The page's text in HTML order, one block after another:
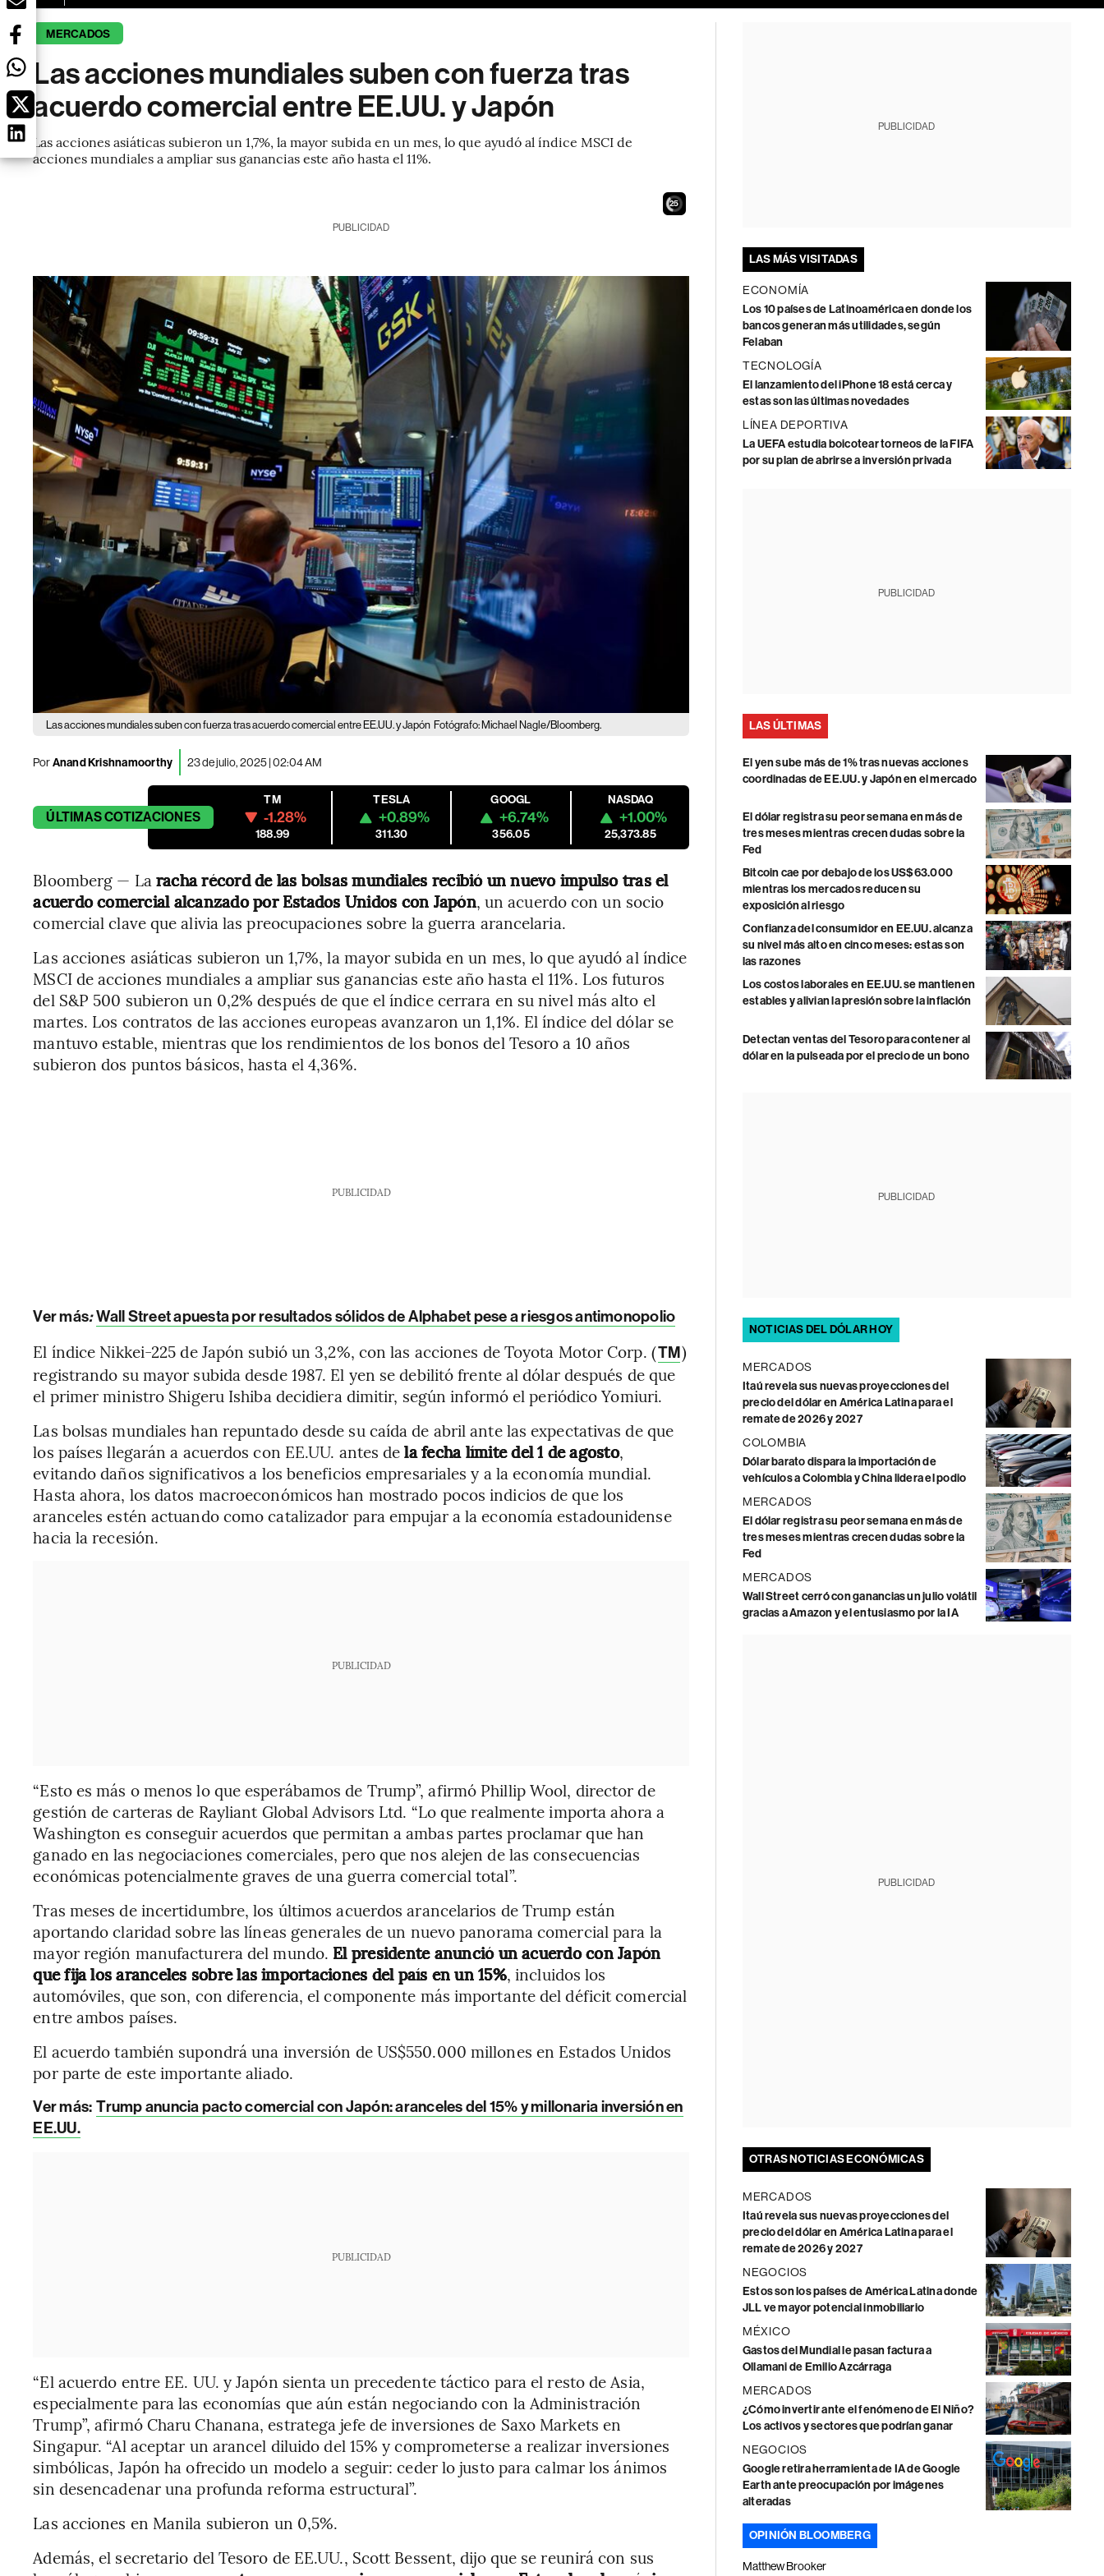
MERCADOS
Las acciones mundiales suben con fuerza tras
acuerdo comercial entre EE.UU. y Japón
Las acciones asiáticas subieron un 1,7%, la mayor subida en un mes, lo que ayudó al índice MSCI de
acciones mundiales a ampliar sus ganancias este año hasta el 11%.
24
PUBLICIDAD
Las acciones mundiales suben con fuerza tras acuerdo comercial entre EE.UU. y Japón Fotógrafo: Michael Nagle/Bloomberg.
PorAnand Krishnamoorthy 23 de julio, 2025 | 02:04 AM
ÚLTIMASCOTIZACIONES
TM
-1.28%
188.99
TESLA
+0.89%
311.30
GOOGL
+6.74%
356.05
NASDAQ
+1.00%
25,373.85
Bloomberg — La racha récord de las bolsas mundiales recibió un nuevo impulso tras el
acuerdo comercial alcanzado por Estados Unidos con Japón, un acuerdo con un socio
comercial clave que alivia las preocupaciones sobre la guerra arancelaria.
Las acciones asiáticas subieron un 1,7%, la mayor subida en un mes, lo que ayudó al índice
MSCI de acciones mundiales a ampliar sus ganancias este año hasta el 11%. Los futuros
del S&P 500 subieron un 0,2% después de que el índice cerrara en su nivel más alto el
martes. Los contratos de las acciones europeas avanzaron un 1,1%. El índice del dólar se
mantuvo estable, mientras que los rendimientos de los bonos del Tesoro a 10 años
subieron dos puntos básicos, hasta el 4,36%.
PUBLICIDAD
Ver más:Wall Street apuesta por resultados sólidos de Alphabet pese a riesgos antimonopolio
El índice Nikkei-225 de Japón subió un 3,2%, con las acciones de Toyota Motor Corp. (TM)
registrando su mayor subida desde 1987. El yen se debilitó frente al dólar después de que
el primer ministro Shigeru Ishiba decidiera dimitir, según informó el periódico Yomiuri.
Las bolsas mundiales han repuntado desde su caída de abril ante las expectativas de que
los países llegarán a acuerdos con EE.UU. antes dela fecha límite del 1 de agosto,
evitando daños significativos a los beneficios empresariales y a la economía mundial.
Hasta ahora, los datos macroeconómicos han mostrado pocos indicios de que los
aranceles estén actuando como catalizador para empujar a la economía estadounidense
hacia la recesión.
PUBLICIDAD
“Esto es más o menos lo que esperábamos de Trump”, afirmó Phillip Wool, director de
gestión de carteras de Rayliant Global Advisors Ltd. “Lo que realmente importa ahora a
Washington es conseguir acuerdos que permitan a ambas partes proclamar que han
ganado en las negociaciones comerciales, pero que nos alejen de las consecuencias
económicas potencialmente graves de una guerra comercial total”.
Tras meses de incertidumbre, los últimos acuerdos arancelarios de Trump están
aportando claridad sobre las líneas generales de un nuevo panorama comercial para la
mayor región manufacturera del mundo. El presidente anunció un acuerdo con Japón
que fija los aranceles sobre las importaciones del país en un 15%, incluidos los
automóviles, que son, con diferencia, el componente más importante del déficit comercial
entre ambos países.
El acuerdo también supondrá una inversión de US$550.000 millones en Estados Unidos
por parte de este importante aliado.
Ver más: Trump anuncia pacto comercial con Japón: aranceles del 15% y millonaria inversión en
EE.UU.
PUBLICIDAD
“El acuerdo entre EE. UU. y Japón sienta un precedente táctico para el resto de Asia,
especialmente para las economías que aún están negociando con la Administración
Trump”, afirmó Charu Chanana, estratega jefe de inversiones de Saxo Markets en
Singapur. “Al aceptar un arancel diluido del 15% y comprometerse a realizar inversiones
simbólicas, Japón ha ofrecido un modelo a seguir: ceder lo justo para calmar los ánimos
sin desencadenar una profunda reforma estructural”.
Las acciones en Manila subieron un 0,5%.
Además, el secretario del Tesoro de EE.UU., Scott Bessent, dijo que se reunirá con sus
PUBLICIDAD
LAS MÁS VISITADAS
ECONOMÍA
Los 10 países de Latinoamérica en donde los
bancos generan más utilidades, según
Felaban
TECNOLOGÍA
El lanzamiento del iPhone 18 está cerca y
estas son las últimas novedades
LÍNEA DEPORTIVA
La UEFA estudia boicotear torneos de la FIFA
por su plan de abrirse a inversión privada
PUBLICIDAD
LAS ÚLTIMAS
El yen sube más de 1% tras nuevas acciones
coordinadas de EE.UU. y Japón en el mercado
El dólar registra su peor semana en más de
tres meses mientras crecen dudas sobre la
Fed
Bitcoin cae por debajo de los US$63.000
mientras los mercados reducen su
exposición al riesgo
Confianza del consumidor en EE.UU. alcanza
su nivel más alto en cinco meses: estas son
las razones
Los costos laborales en EE.UU. se mantienen
estables y alivian la presión sobre la inflación
Detectan ventas del Tesoro para contener al
dólar en la pulseada por el precio de un bono
PUBLICIDAD
NOTICIAS DEL DÓLAR HOY
MERCADOS
Itaú revela sus nuevas proyecciones del
precio del dólar en América Latina para el
remate de 2026 y 2027
COLOMBIA
Dólar barato dispara la importación de
vehículos a Colombia y China lidera el podio
MERCADOS
El dólar registra su peor semana en más de
tres meses mientras crecen dudas sobre la
Fed
MERCADOS
Wall Street cerró con ganancias un julio volátil
gracias a Amazon y el entusiasmo por la IA
PUBLICIDAD
OTRAS NOTICIAS ECONÓMICAS
MERCADOS
Itaú revela sus nuevas proyecciones del
precio del dólar en América Latina para el
remate de 2026 y 2027
NEGOCIOS
Estos son los países de América Latina donde
JLL ve mayor potencial inmobiliario
MÉXICO
Gastos del Mundial le pasan factura a
Ollamani de Emilio Azcárraga
MERCADOS
¿Cómo invertir ante el fenómeno de El Niño?
Los activos y sectores que podrían ganar
NEGOCIOS
Google retira herramienta de IA de Google
Earth ante preocupación por imágenes
alteradas
OPINIÓN BLOOMBERG
Matthew Brooker